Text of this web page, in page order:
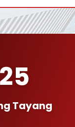
25
Tayang